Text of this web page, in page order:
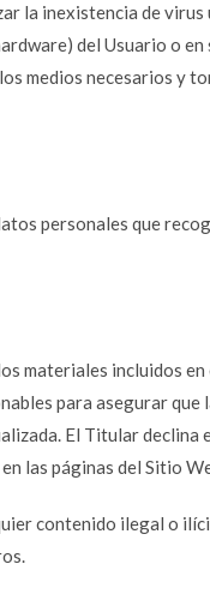
la inexistencia de virus
del Usuario o
medios necesarios y
personales que
materiales incluidos
para asegurar
El Titular declina
las páginas del Sitio
contenido ilegal o